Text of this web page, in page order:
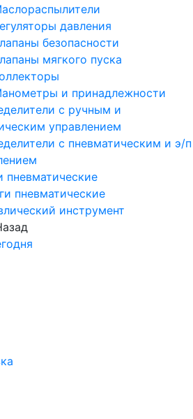
давления
безопасности
мягкого пуска
и принадлежности
с ручным и
управлением
с пневматическим и э/п
пневматические
пневматические
инструмент